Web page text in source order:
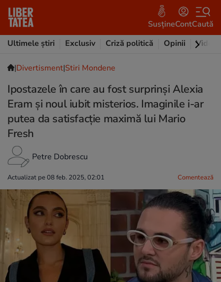
SusțineContCaută
Ultimele știri
Exclusiv Criză politică Opinii Video
|Divertisment|Stiri Mondene
Ipostazele în care au fost surprinși Alexia
Eram și noul iubit misterios. Imaginile i-ar
putea da satisfacție maximă lui Mario
Fresh
Petre Dobrescu
Actualizat pe 08 feb. 2025, 02:01 Comentează